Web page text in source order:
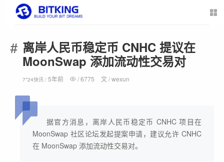
离岸人民币稳定币 CNHC 提议在
MoonSwap 添加流动性交易对
7*24快讯 / 5年前 /6775 文 /wexun
据官方消息，离岸人民币稳定币 CNHC 项目在
MoonSwap 社区论坛发起提案申请，建议允许 CNHC
在 MoonSwap 添加流动性交易对。